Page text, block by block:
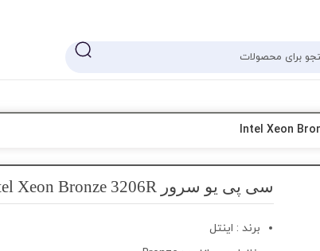
سی پی یو سرور Intel Xeon Bronze 3206R
برند : اینتل